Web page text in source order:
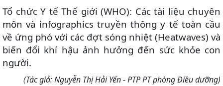
Tổ chức Y tế Thế giới (WHO): Các tài liệu chuyên
môn và infographics truyền thông y tế toàn cầu
về ứng phó với các đợt sóng nhiệt (Heatwaves) và
biến đổi khí hậu ảnh hưởng đến sức khỏe con
người.
(Tác giả: Nguyễn Thị Hải Yến - PTP PT phòng Điều dưỡng)